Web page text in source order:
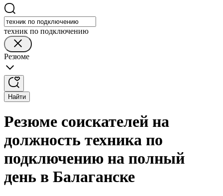
техник по подключению
Резюме
Найти
Резюме соискателей на
должность техника по
подключению на полный
день в Балаганске